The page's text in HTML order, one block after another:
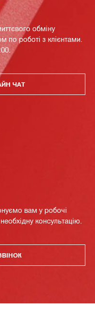
обміну
по роботі з клієнтами.
ЧАТ
вам у робочі
консультацію.